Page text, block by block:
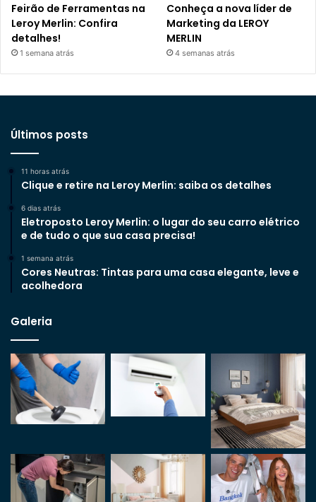
Feirão de Ferramentas na
Leroy Merlin: Confira
detalhes!
1 semana atrás
Conheça a nova líder de
Marketing da LEROY
MERLIN
4 semanas atrás
Últimos posts
11 horas atrás
Clique e retire na Leroy Merlin: saiba os detalhes
6 dias atrás
Eletroposto Leroy Merlin: o lugar do seu carro elétrico
e de tudo o que sua casa precisa!
1 semana atrás
Cores Neutras: Tintas para uma casa elegante, leve e
acolhedora
Galeria